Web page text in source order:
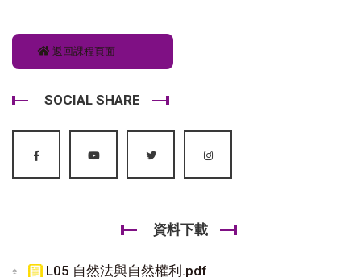
返回課程頁面
SOCIAL SHARE
資料下載
L05 自然法與自然權利.pdf